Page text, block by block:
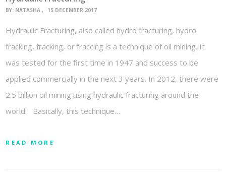
BY: NATASHA 15 DECEMBER 2017
Hydraulic Fracturing, also called hydro fracturing, hydro
fracking, fracking, or fraccing is a technique of oil mining. It
was tested for the first time in 1947 and success to be
applied commercially in the next 3 years. In 2012, there were
2.5 billion oil mining using hydraulic fracturing around the
world. Basically, this technique…
READ MORE